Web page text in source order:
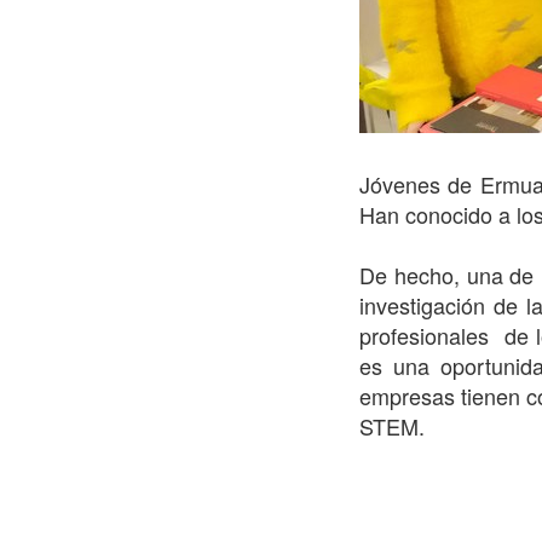
Jóvenes de
Han conocido a
De hecho, una
investigación de
profesionales de
es una
empresas tienen
STEM.